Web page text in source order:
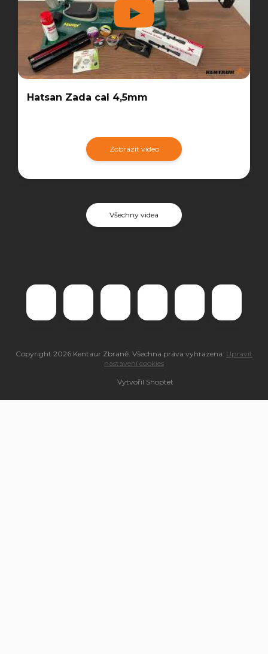
Hatsan Zada cal 4,5mm
Zobrazit video
Všechny videa
Vytvořil Shoptet
Copyright 2026 Kentaur Zbraně . Všechna práva vyhrazena. Upravit
nastavení cookies